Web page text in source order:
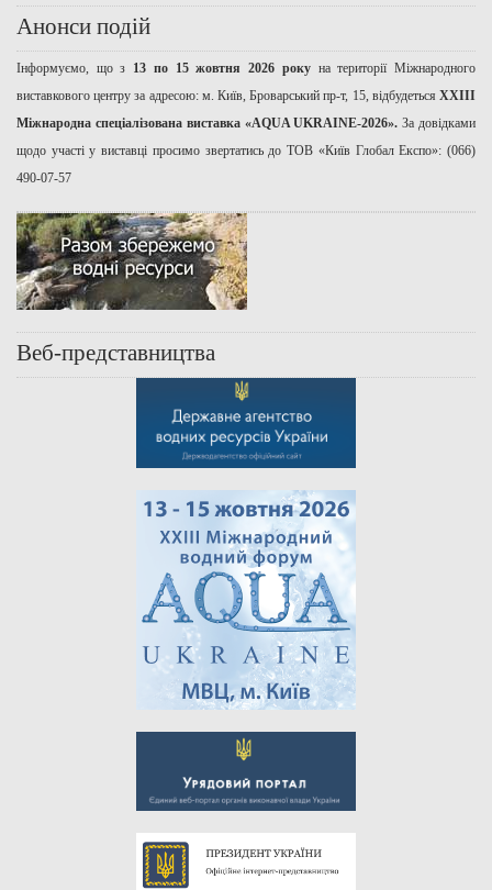
Анонси подій
Інформуємо, що з 13 по 15 жовтня 2026 рокуна території Міжнародного
виставкового центру за адресою: м. Київ, Броварський пр-т, 15, відбудеться ХХІІІ
Міжнародна спеціалізована виставка «AQUA UKRAINE-2026».За довідками
щодо участі у виставці просимо звертатись до ТОВ «Київ Глобал Експо»: (066)
490-07-57
Веб-представництва